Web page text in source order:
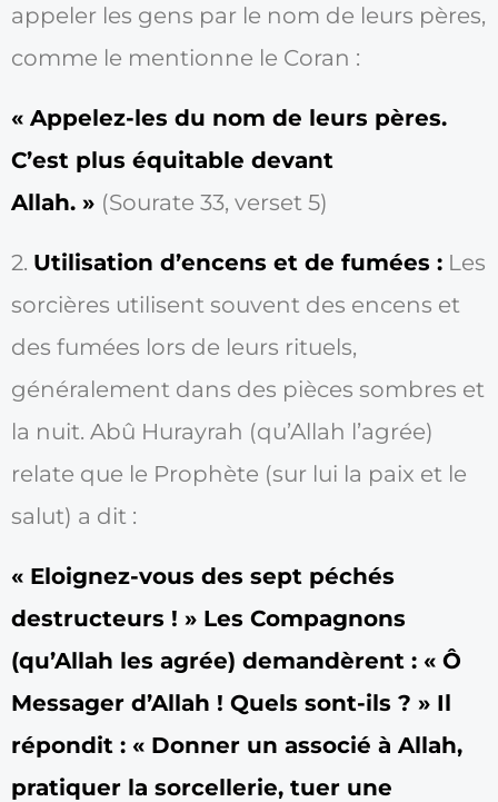
appeler les gens par le nom de leurs pères,
comme le mentionne le Coran :
« Appelez-les du nom de leurs pères.
C’est plus équitable devant
Allah. » (Sourate 33, verset 5)
2. Utilisation d’encens et de fumées : Les
sorcières utilisent souvent des encens et
des fumées lors de leurs rituels,
généralement dans des pièces sombres et
la nuit. Abû Hurayrah (qu’Allah l’agrée)
relate que le Prophète (sur lui la paix et le
salut) a dit :
« Eloignez-vous des sept péchés
destructeurs ! » Les Compagnons
(qu’Allah les agrée) demandèrent : « Ô
Messager d’Allah ! Quels sont-ils ? » Il
répondit : « Donner un associé à Allah,
pratiquer la sorcellerie, tuer une